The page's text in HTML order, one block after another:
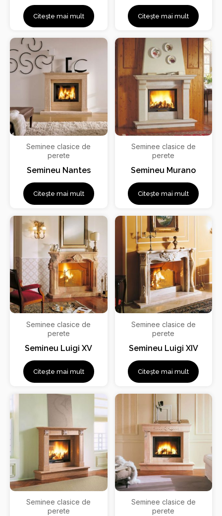
Citește mai mult Citește mai mult
Seminee clasice de
perete
Semineu Nantes
Citește mai mult
Seminee clasice de
perete
Semineu Murano
Citește mai mult
Seminee clasice de
perete
Semineu Luigi XV
Citește mai mult
Seminee clasice de
perete
Semineu Luigi XIV
Citește mai mult
Seminee clasice de
perete
Seminee clasice de
perete